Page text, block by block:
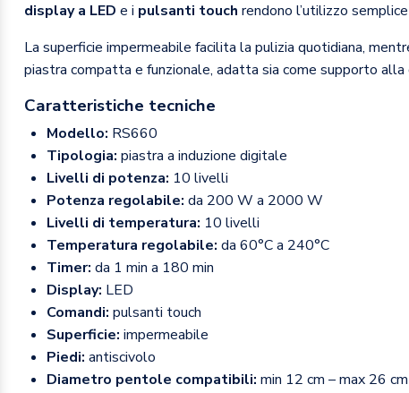
display a LED e i pulsanti touch rendono l’utilizzo
La superficie impermeabile facilita la pulizia quotidiana,
piastra compatta e funzionale, adatta sia come supporto
Caratteristiche tecniche
Modello: RS660
Tipologia: piastra a induzione digitale
Livelli di potenza: 10 livelli
Potenza regolabile: da 200 W a 2000 W
Livelli di temperatura: 10 livelli
Temperatura regolabile: da 60°C a 240°C
Timer: da 1 min a 180 min
Display: LED
Comandi: pulsanti touch
Superficie: impermeabile
Piedi: antiscivolo
Diametro pentole compatibili: min 12 cm – max 26 cm